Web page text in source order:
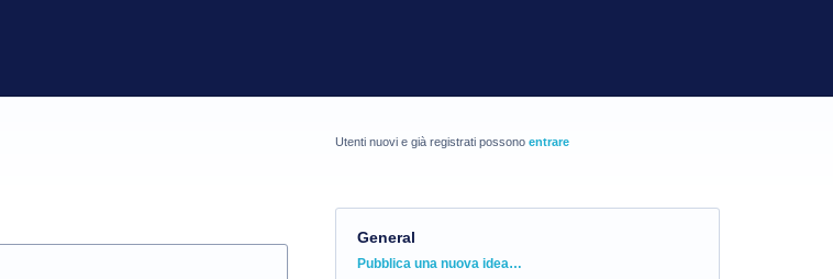
Utenti nuovi e già registrati possono entrare
General
Categorie
Pubblica una nuova idea…